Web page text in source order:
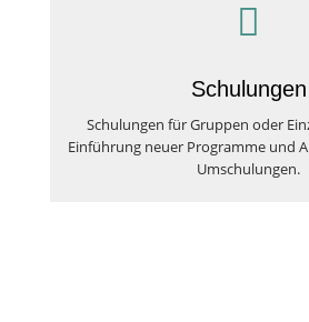

Schulungen
Schulungen für Gruppen oder
Einführung neuer Programme und
Umschulungen.